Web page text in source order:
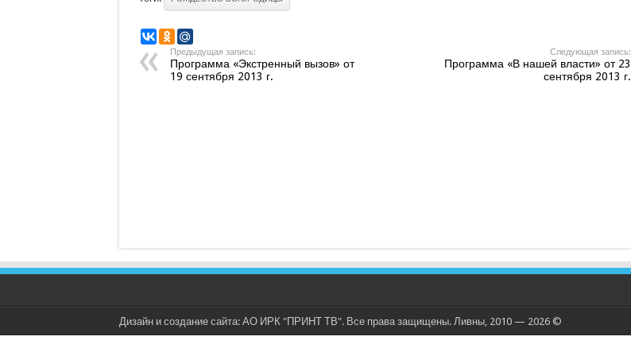
Предыдущая запись:
Программа «Экстренный вызов» от
19 сентября 2013 г.
Следующая запись:
Программа «В нашей власти» от 23
сентября 2013 г.
Дизайн и создание сайта: АО ИРК "ПРИНТ ТВ". Все права защищены. Ливны, 2010 — 2026 ©